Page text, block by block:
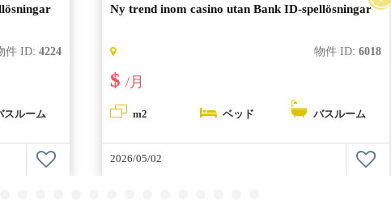
件 ID: 4224
スルーム
Ny trend inom casino utan Bank ID-spellösningar
物件 ID: 6018
$ /月
m2 ベッド バスルーム
2026/05/02